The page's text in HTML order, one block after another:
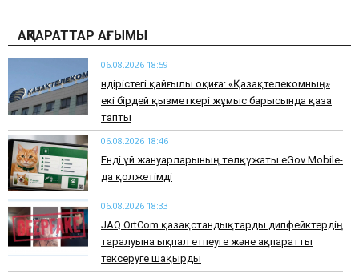
АҚПАРАТТАР АҒЫМЫ
06.08.2026 18:59
Өндірістегі қайғылы оқиға: «Қазақтелекомның»
екі бірдей қызметкері жұмыс барысында қаза
тапты
06.08.2026 18:46
Енді үй жануарларының төлқұжаты eGov Mobile-
да қолжетімді
06.08.2026 18:33
JAQ.OrtCom қазақстандықтарды дипфейктердің
таралуына ықпал етпеуге және ақпаратты
тексеруге шақырды